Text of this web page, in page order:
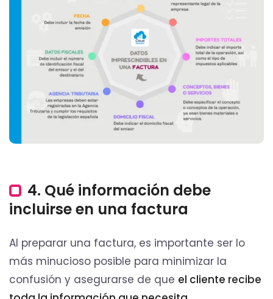
4. Qué información debe
incluirse en una factura
Al preparar una factura, es importante ser lo
más minucioso posible para minimizar la
confusión y asegurarse de que el cliente recibe